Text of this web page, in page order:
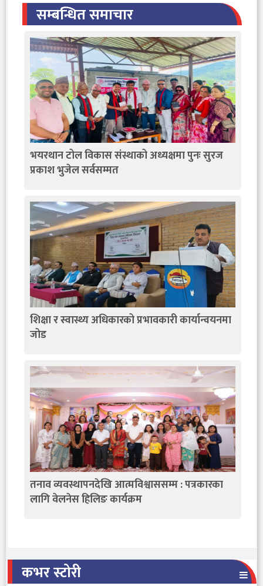
सम्बन्धित समाचार
भयरथान टोल विकास संस्थाको अध्यक्षमा पुनः सुरज
प्रकाश भुजेल सर्वसम्मत
शिक्षा र स्वास्थ्य अधिकारको प्रभावकारी कार्यान्वयनमा
जोड
तनाव व्यवस्थापनदेखि आत्मविश्वाससम्म : पत्रकारका
लागि वेलनेस हिलिङ कार्यक्रम
कभर स्टोरी